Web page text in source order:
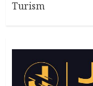
Turism